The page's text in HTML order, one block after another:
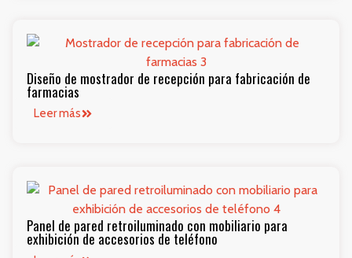
Diseño de mostrador de recepción para fabricación de
farmacias
Leer más
Panel de pared retroiluminado con mobiliario para
exhibición de accesorios de teléfono